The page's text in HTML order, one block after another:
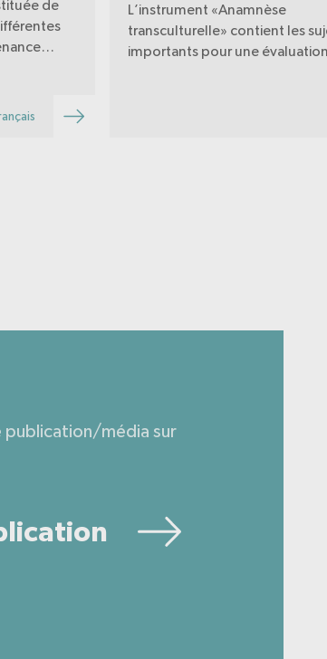
de
depuis
L’instrument «Anamnèse
transculturelle» contient les
importants pour une
média sur